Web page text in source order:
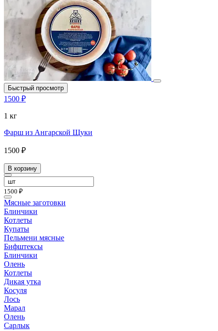
Быстрый просмотр
1500 ₽
1 кг
Фарш из Ангарской Щуки
1500 ₽
В корзину
1500 ₽
Мясные заготовки
Блинчики
Котлеты
Купаты
Пельмени мясные
Бифштексы
Блинчики
Олень
Котлеты
Дикая утка
Косуля
Лось
Марал
Олень
Сарлык